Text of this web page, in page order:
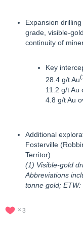
Expansion
grade, visible-
continuity of
Key
28.4 g/t Au
11.2 g/t Au
4.8 g/t Au
Additional
Fosterville
Territor)
(1) Visible-gold
Abbreviations
tonne gold;
3